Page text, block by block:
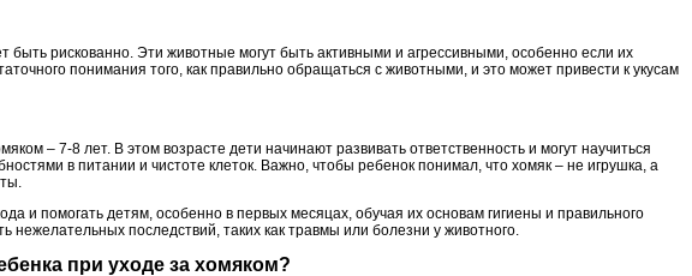
быть рискованно. Эти животные могут быть активными и агрессивными, особенно если их
понимания того, как правильно обращаться с животными, и это может привести к укусам
– 7-8 лет. В этом возрасте дети начинают развивать ответственность и могут научиться
в питании и чистоте клеток. Важно, чтобы ребенок понимал, что хомяк – не игрушка, а
и помогать детям, особенно в первых месяцах, обучая их основам гигиены и правильного
последствий, таких как травмы или болезни у животного.
при уходе за хомяком?